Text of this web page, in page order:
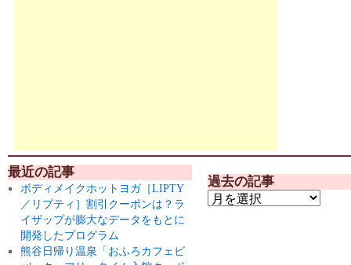
最近の記事
ボディメイクホットヨガ［LIPTY
／リプティ］割引クーポンは？ラ
イザップが膨大なデータをもとに
開発したプログラム
熊谷日帰り温泉「おふろカフェビ
過去の記事